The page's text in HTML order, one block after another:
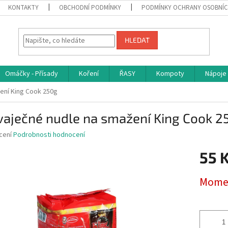
KONTAKTY OBCHODNÍ PODMÍNKY PODMÍNKY OCHRANY
HLEDAT
Omáčky - Přísady Koření ŘASY Kompoty Nápoje
King Cook 250g
nudle na smažení King Cook
Podrobnosti hodnocení
55
cena: